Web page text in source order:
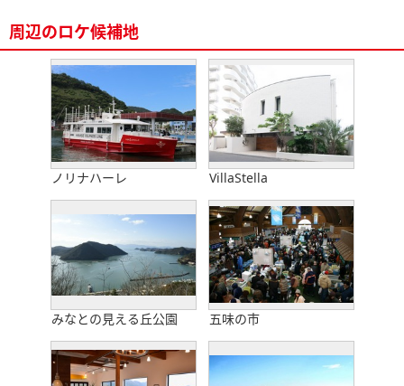
周辺のロケ候補地
ノリナハーレ VillaStella
みなとの見える丘公園 五味の市